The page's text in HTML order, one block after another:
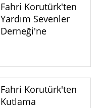
Fahri Korutürk'ten
Yardım Sevenler
Derneği'ne
Fahri Korutürk'ten
Kutlama